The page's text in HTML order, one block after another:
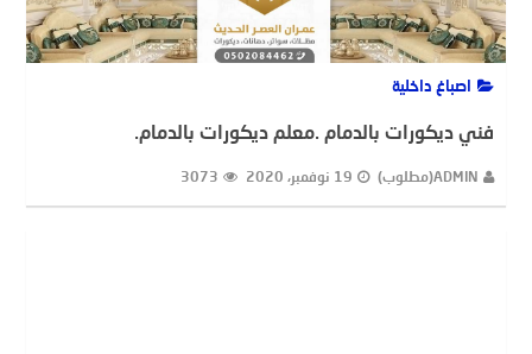
اصباغ داخلية
فني ديكورات بالدمام .معلم ديكورات بالدمام.
ADMIN(مطلوب) 19 نوفمبر، 2020 3073